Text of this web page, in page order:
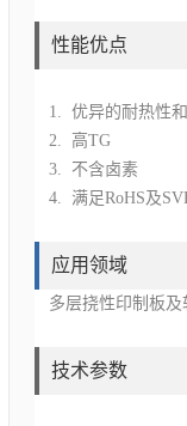
性能优点
1. 优异的耐热性
2. 高TG
3. 不含卤素
4. 满足RoHS及
应用领域
多层挠性印制板
技术参数